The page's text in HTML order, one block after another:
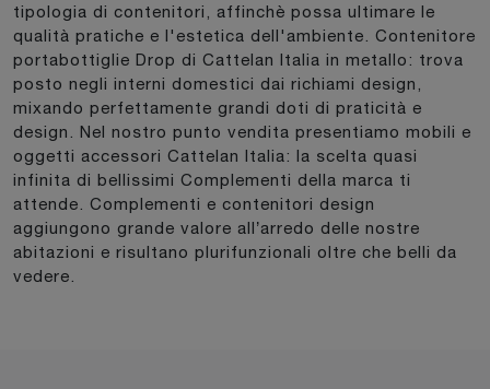
tipologia di contenitori, affinchè possa ultimare le
qualità pratiche e l'estetica dell'ambiente. Contenitore
portabottiglie Drop di Cattelan Italia in metallo: trova
posto negli interni domestici dai richiami design,
mixando perfettamente grandi doti di praticità e
design. Nel nostro punto vendita presentiamo mobili e
oggetti accessori Cattelan Italia: la scelta quasi
infinita di bellissimi Complementi della marca ti
attende. Complementi e contenitori design
aggiungono grande valore all’arredo delle nostre
abitazioni e risultano plurifunzionali oltre che belli da
vedere.